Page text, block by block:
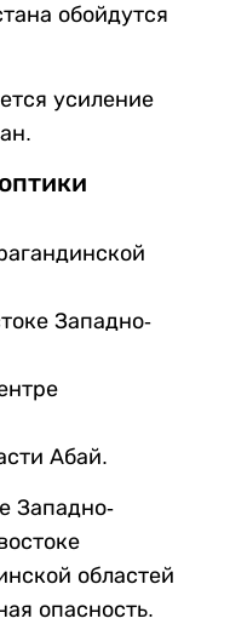
обойдутся
усиление
Западно-
Абай.
Западно-
областей
опасность.